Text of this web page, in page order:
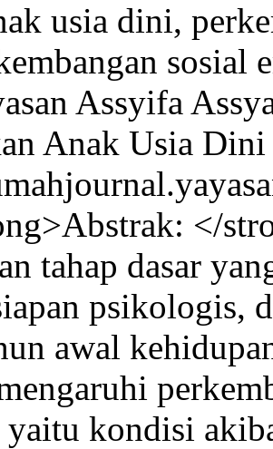
usia dini,
sosial
Assyifa
Anak Usia Dini
</
tahap dasar
psikologis,
awal
kondisi